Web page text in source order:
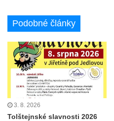
Podobné články
3. 8. 2026
Tolštejnské slavnosti 2026